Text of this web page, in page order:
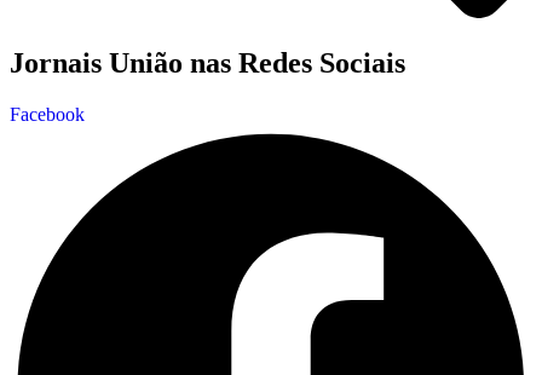
Jornais União nas Redes Sociais
Facebook